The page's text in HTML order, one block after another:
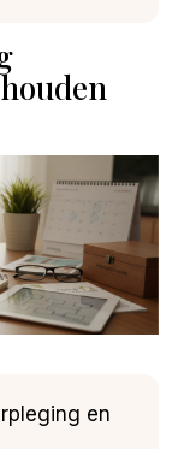
en